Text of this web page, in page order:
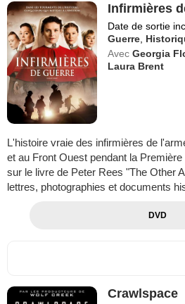
Infirmières
Date de sortie
Guerre
Avec Georgia
Laura Brent
L'histoire vraie des infirmières de
et au Front Ouest pendant la
sur le livre de Peter Rees "The Other
lettres, photographies et documents
DVD
Crawlspace